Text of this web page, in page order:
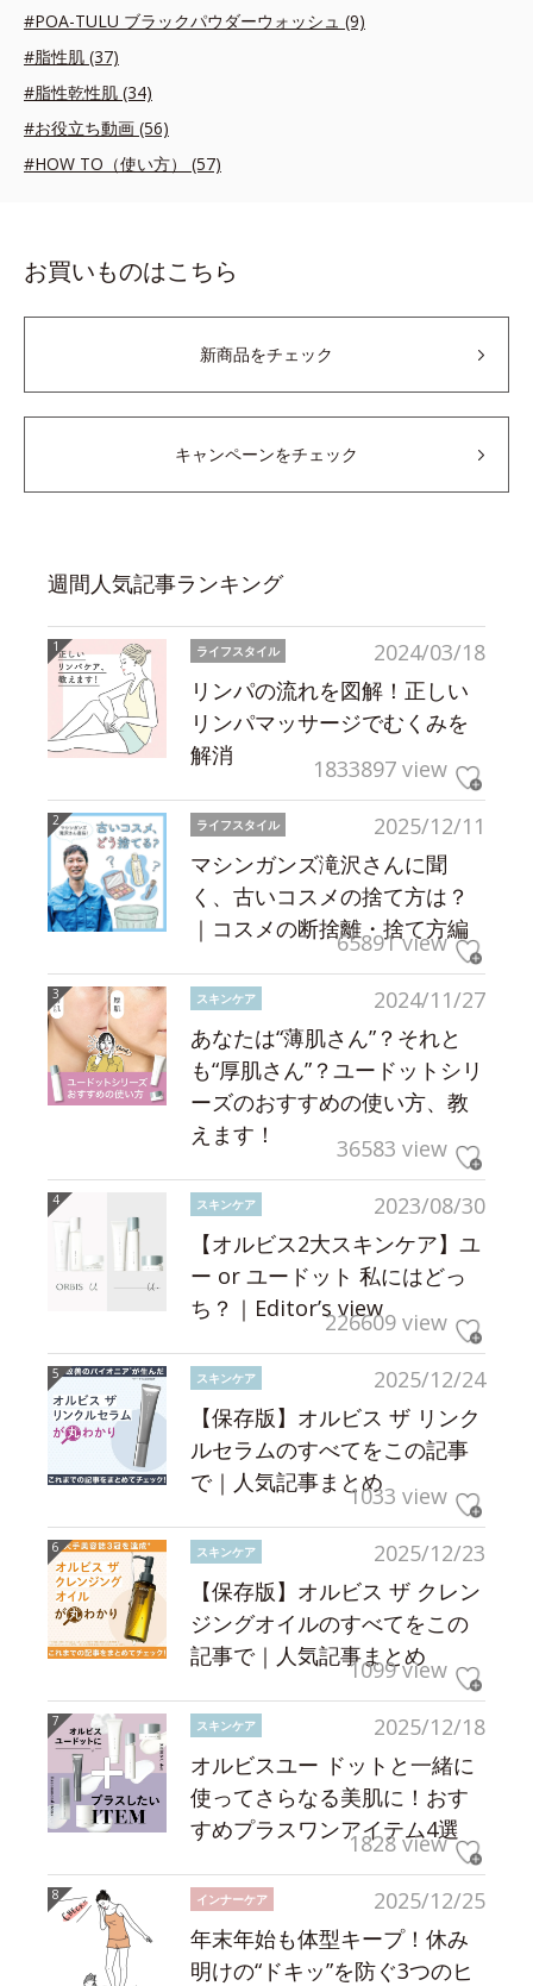
#POA-TULU ブラックパウダーウォッシュ (9)
#脂性肌 (37)
#脂性乾性肌 (34)
#お役立ち動画 (56)
#HOW TO（使い方） (57)
お買いものはこちら
新商品をチェック
キャンペーンをチェック
週間人気記事ランキング
2024/03/18
ライフスタイル
リンパの流れを図解！正しい
リンパマッサージでむくみを
解消
1833897 view
2025/12/11
ライフスタイル
マシンガンズ滝沢さんに聞
く、古いコスメの捨て方は？
｜コスメの断捨離・捨て方編
65891 view
2024/11/27
スキンケア
あなたは“薄肌さん”？それと
も“厚肌さん”？ユードットシリ
ーズのおすすめの使い方、教
えます！
36583 view
2023/08/30
スキンケア
【オルビス2大スキンケア】ユ
ー or ユードット 私にはどっ
ち？｜Editor’s view226609 view
2025/12/24
スキンケア
【保存版】オルビス ザ リンク
ルセラムのすべてをこの記事
で｜人気記事まとめ1033 view
2025/12/23
スキンケア
【保存版】オルビス ザ クレン
ジングオイルのすべてをこの
記事で｜人気記事まとめ
1099 view
2025/12/18
スキンケア
オルビスユー ドットと一緒に
使ってさらなる美肌に！おす
すめプラスワンアイテム4選
1828 view
2025/12/25
インナーケア
年末年始も体型キープ！休み
明けの“ドキッ”を防ぐ3つのヒ